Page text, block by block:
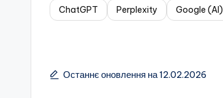
ChatGPT Perplexity Google (AI)
Останнє оновлення на 12.02.2026